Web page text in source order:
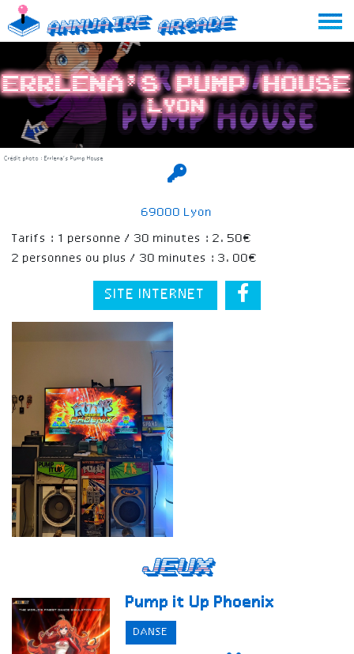
Skip
to
Annuaire Arcade
Errlena’s Pump House
Lyon
Crédit photo : Errlena’s Pump House
69000 Lyon
Tarifs : 1 personne / 30 minutes : 2.50€
2 personnes ou plus / 30 minutes : 3.00€
SITE INTERNET
Jeux
Pump it UpPhoenix
DANSE